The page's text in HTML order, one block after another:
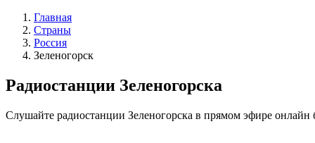
Главная
Страны
Россия
Зеленогорск
Радиостанции Зеленогорска
Слушайте радиостанции Зеленогорска в прямом эфире онлайн